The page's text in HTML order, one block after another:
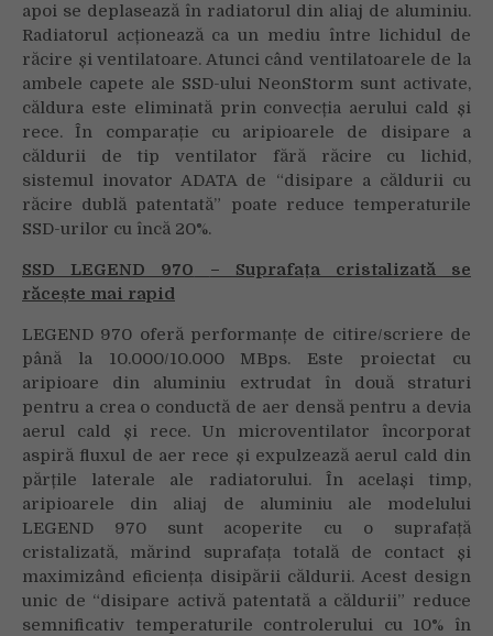
apoi se deplasează în radiatorul din aliaj de aluminiu.
Radiatorul acționează ca un mediu între lichidul de
răcire și ventilatoare. Atunci când ventilatoarele de la
ambele capete ale SSD-ului NeonStorm sunt activate,
căldura este eliminată prin convecția aerului cald și
rece. În comparație cu aripioarele de disipare a
căldurii de tip ventilator fără răcire cu lichid,
sistemul inovator ADATA de “disipare a căldurii cu
răcire dublă patentată” poate reduce temperaturile
SSD-urilor cu încă 20%.
SSD LEGEND 970
– Suprafața cristalizată se
răcește mai rapid
LEGEND 970 oferă performanțe de citire/scriere de
până la 10.000/10.000 MBps. Este proiectat cu
aripioare din aluminiu extrudat în două straturi
pentru a crea o conductă de aer densă pentru a devia
aerul cald și rece. Un microventilator încorporat
aspiră fluxul de aer rece și expulzează aerul cald din
părțile laterale ale radiatorului. În același timp,
aripioarele din aliaj de aluminiu ale modelului
LEGEND 970 sunt acoperite cu o suprafață
cristalizată, mărind suprafața totală de contact și
maximizând eficiența disipării căldurii. Acest design
unic de “disipare activă patentată a căldurii” reduce
semnificativ temperaturile controlerului cu 10% în